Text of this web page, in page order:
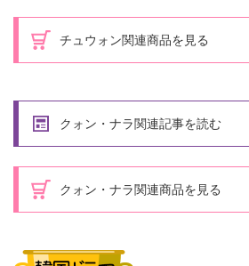
チュウォン関連商品を見る
クォン・ナラ関連記事を読む
クォン・ナラ関連商品を見る